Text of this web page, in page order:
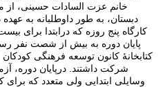
خانم عزت السادات حسینی، از
دبستان، به طور داوطلبانه به
کارگاه پنج روزه که درابتدا برای
پایان دوره به بیش از شصت نفر
کتابخانۀ کانون توسعه فرهنگی
شرکت داشتند. درپایان دوره،
وسایلی ابتدایی ولی متعدد که برای